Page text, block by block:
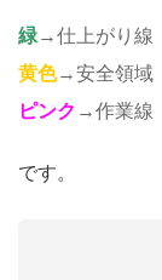
緑→仕上がり線
黄色→安全領域
ピンク →作業線
です。